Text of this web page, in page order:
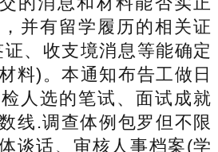
并有留学履历的相关证
、收支境消息等能确定
料)。本通知布告工做日
人选的笔试、面试成就
线.调查体例包罗但不限
谈话、审核人事档案(学